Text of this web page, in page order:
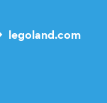
legoland.com